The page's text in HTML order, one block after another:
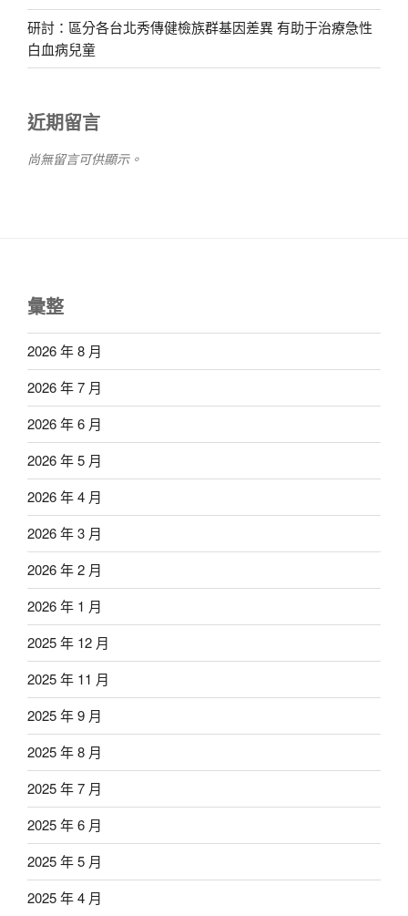
研討：區分各台北秀傳健檢族群基因差異 有助于治療急性
白血病兒童
近期留言
尚無留言可供顯示。
彙整
2026 年 8 月
2026 年 7 月
2026 年 6 月
2026 年 5 月
2026 年 4 月
2026 年 3 月
2026 年 2 月
2026 年 1 月
2025 年 12 月
2025 年 11 月
2025 年 9 月
2025 年 8 月
2025 年 7 月
2025 年 6 月
2025 年 5 月
2025 年 4 月